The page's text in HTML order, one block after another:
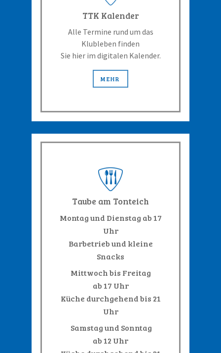
TTK Kalender
Alle Termine rund um das
Klubleben finden
Sie hier im digitalen Kalender.
MEHR
Taube am Tonteich
Montag und Dienstag ab 17
Uhr
Barbetrieb und kleine
Snacks
Mittwoch bis Freitag
ab 17 Uhr
Küche durchgehend bis 21
Uhr
Samstag und Sonntag
ab 12 Uhr